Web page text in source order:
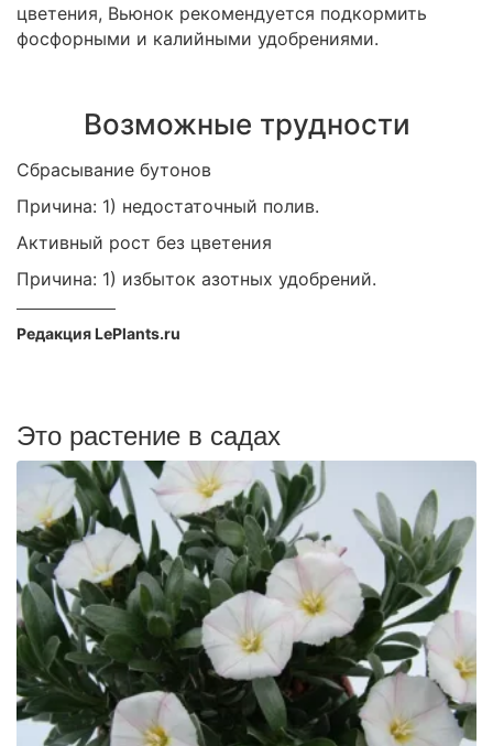
цветения, Вьюнок рекомендуется подкормить
фосфорными и калийными удобрениями.
Возможные трудности
Сбрасывание бутонов
Причина: 1) недостаточный полив.
Активный рост без цветения
Причина: 1) избыток азотных удобрений.
Редакция LePlants.ru
Это растение в садах